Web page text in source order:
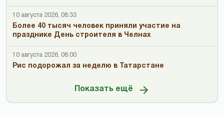
10 августа 2026, 08:33
Более 40 тысяч человек приняли участие на
празднике День строителя в Челнах
10 августа 2026, 08:00
Рис подорожал за неделю в Татарстане
Показать ещё